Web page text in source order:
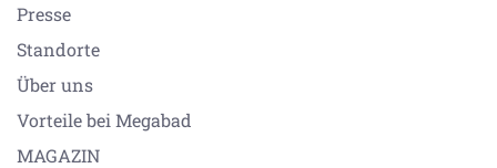
Presse
Standorte
Über uns
Vorteile bei Megabad
MAGAZIN